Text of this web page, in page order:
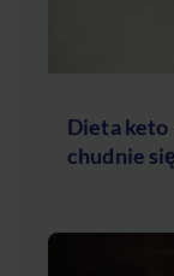
Dieta keto
chudnie